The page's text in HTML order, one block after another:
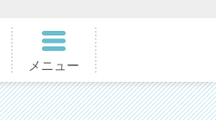
メニュー